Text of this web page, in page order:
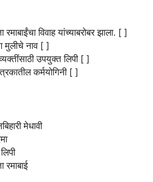
रमाबाईंचा विवाह यांच्याबरोबर झाला. [ ]
मुलीचे नाव [ ]
उपयुक्त लिपी [ ]
कर्मयोगिनी [ ]
मेधावी
रमाबाई